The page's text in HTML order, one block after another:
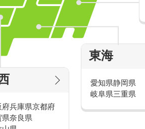
東海
愛知県静岡県
岐阜県三重県
府兵庫県京都府
県奈良県
店の派遣・バイト求人
で働くメリットをご紹介！